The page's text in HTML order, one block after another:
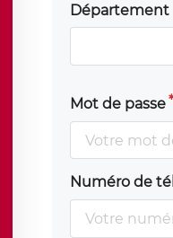
Département
Mot de passe
Numéro de